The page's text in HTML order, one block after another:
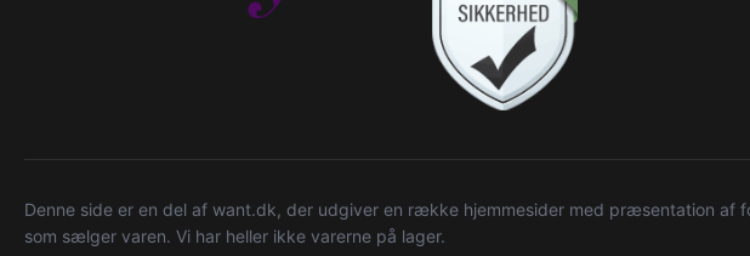
Denne side er en del af want.dk, der udgiver en række hjemmesider med præsentation af
som sælger varen. Vi har heller ikke varerne på lager.